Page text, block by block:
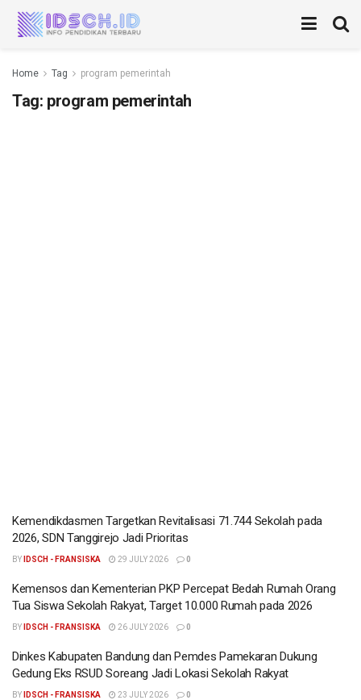
Home Tag program pemerintah
Tag: program pemerintah
Kemendikdasmen Targetkan Revitalisasi 71.744 Sekolah pada
2026, SDN Tanggirejo Jadi Prioritas
BY IDSCH - FRANSISKA 29 JULY 2026 0
Kemensos dan Kementerian PKP Percepat Bedah Rumah Orang
Tua Siswa Sekolah Rakyat, Target 10.000 Rumah pada 2026
BY IDSCH - FRANSISKA 26 JULY 2026 0
Dinkes Kabupaten Bandung dan Pemdes Pamekaran Dukung
Gedung Eks RSUD Soreang Jadi Lokasi Sekolah Rakyat
BY IDSCH - FRANSISKA 23 JULY 2026 0